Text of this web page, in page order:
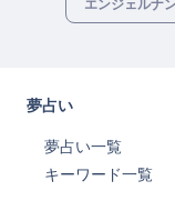
エンジェルナ
夢占い
夢占い一覧
キーワード一覧